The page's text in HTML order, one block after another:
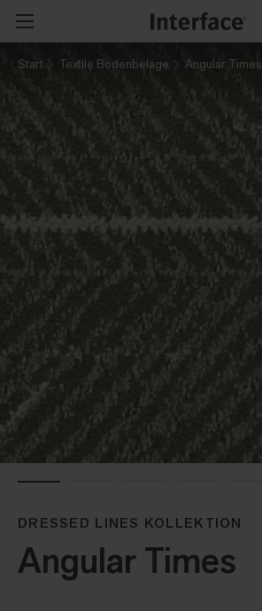
Start Textile Bodenbeläge Angular Times
DRESSED LINES KOLLEKTION
Angular Times